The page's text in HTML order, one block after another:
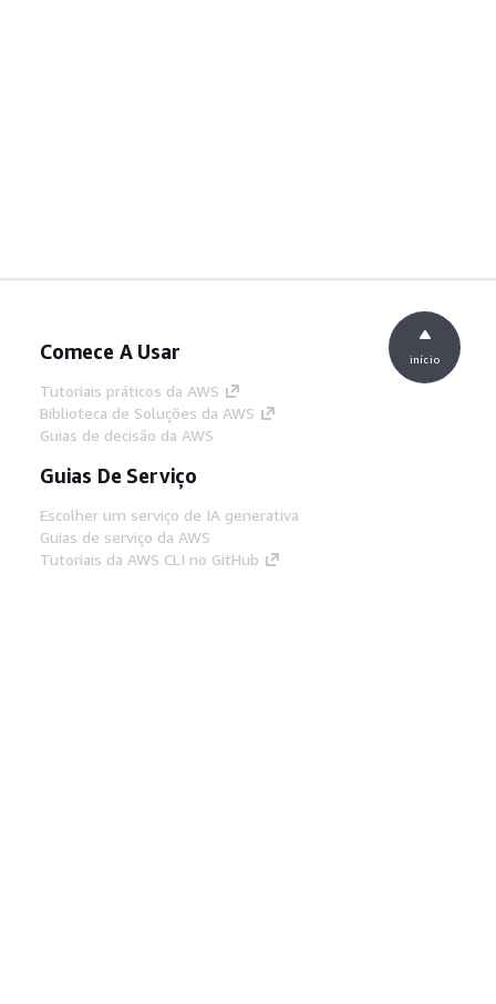
Comece A Usar
Tutoriais práticos da AWS
Biblioteca de Soluções da AWS
Guias de decisão da AWS
Guias De Serviço
Escolher um serviço de IA generativa
Guias de serviço da AWS
Tutoriais da AWS CLI no GitHub
início